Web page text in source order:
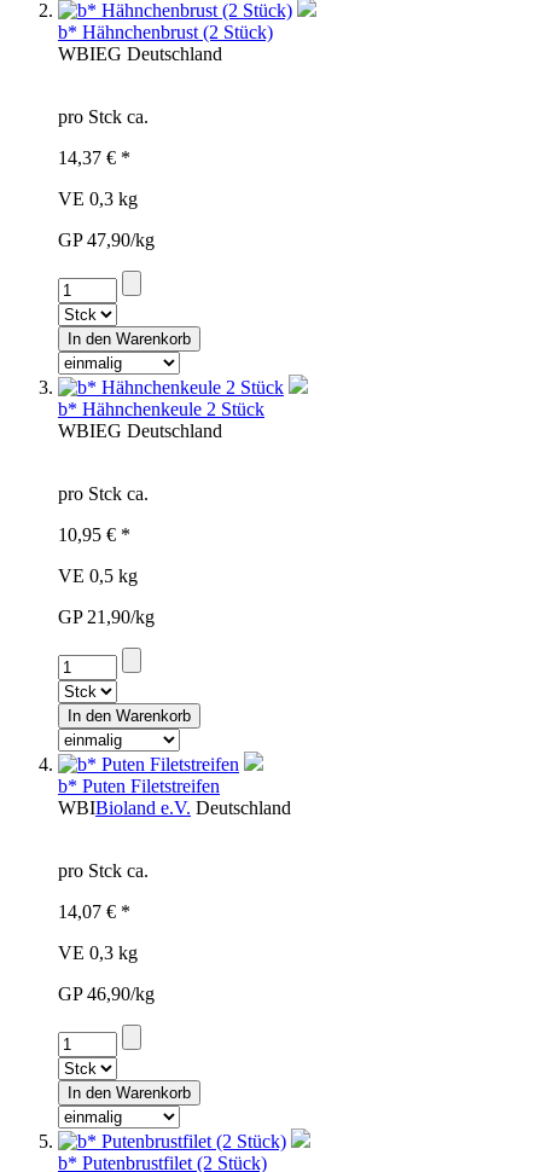
b* Hähnchenbrust (2 Stück)
WBIEG Deutschland
pro Stck ca.
14,37 € *
VE 0,3 kg
GP 47,90/kg
b* Hähnchenkeule 2 Stück
WBIEG Deutschland
pro Stck ca.
10,95 € *
VE 0,5 kg
GP 21,90/kg
b* Puten Filetstreifen
WBIBioland e.V. Deutschland
pro Stck ca.
14,07 € *
VE 0,3 kg
GP 46,90/kg
b* Putenbrustfilet (2 Stück)